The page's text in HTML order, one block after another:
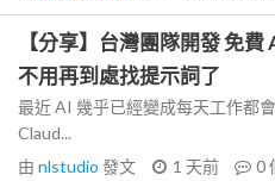
【分享】台灣團隊開發 免
不用再到處找提示詞了
最近 AI 幾乎已經變成每天工作都
Claud...
由 nlstudio 發文 1 天前 0